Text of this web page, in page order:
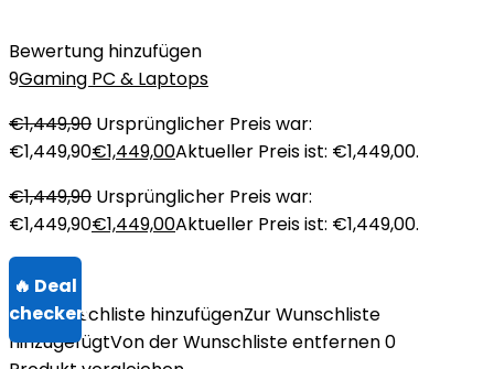
Bewertung hinzufügen
9Gaming PC & Laptops
€1,449,90 Ursprünglicher Preis war:
€1,449,90€1,449,00Aktueller Preis ist: €1,449,00.
€1,449,90 Ursprünglicher Preis war:
€1,449,90€1,449,00Aktueller Preis ist: €1,449,00.
Zur Wunschliste hinzufügenZur Wunschliste
hinzugefügtVon der Wunschliste entfernen0